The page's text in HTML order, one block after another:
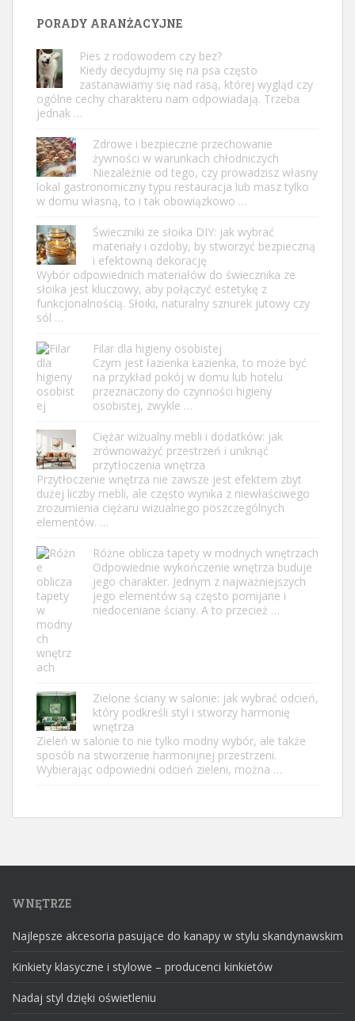
PORADY ARANŻACYJNE
Pies z rodowodem czy bez?
Kiedy decydujmy się na psa często
zastanawiamy się nad rasą, której wygląd czy
ogólne cechy charakteru nam odpowiadają. Trzeba
jednak …
Zdrowe i bezpieczne przechowanie
żywności w warunkach chłodniczych
Niezależnie od tego, czy prowadzisz własny
lokal gastronomiczny typu restauracja lub masz tylko
w domu własną, to i tak obowiązkowo …
Świeczniki ze słoika DIY: jak wybrać
materiały i ozdoby, by stworzyć bezpieczną
i efektowną dekorację
Wybór odpowiednich materiałów do świecznika ze
słoika jest kluczowy, aby połączyć estetykę z
funkcjonalnością. Słoiki, naturalny sznurek jutowy czy
sól …
Filar dla higieny osobistej
Czym jest łazienka Łazienka, to może być
na przykład pokój w domu lub hotelu
przeznaczony do czynności higieny
osobistej, zwykle …
Ciężar wizualny mebli i dodatków: jak
zrównoważyć przestrzeń i uniknąć
przytłoczenia wnętrza
Przytłoczenie wnętrza nie zawsze jest efektem zbyt
dużej liczby mebli, ale często wynika z niewłaściwego
zrozumienia ciężaru wizualnego poszczególnych
elementów. …
Różne oblicza tapety w modnych wnętrzach
Odpowiednie wykończenie wnętrza buduje
jego charakter. Jednym z najważniejszych
jego elementów są często pomijane i
niedoceniane ściany. A to przecież …
Zielone ściany w salonie: jak wybrać odcień,
który podkreśli styl i stworzy harmonię
wnętrza
Zieleń w salonie to nie tylko modny wybór, ale także
sposób na stworzenie harmonijnej przestrzeni.
Wybierając odpowiedni odcień zieleni, można …
WNĘTRZE
Najlepsze akcesoria pasujące do kanapy w stylu skandynawskim
Kinkiety klasyczne i stylowe – producenci kinkietów
Nadaj styl dzięki oświetleniu